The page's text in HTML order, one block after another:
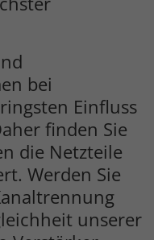
bei
Einfluss
finden Sie
die Netzteile
Werden Sie
unserer